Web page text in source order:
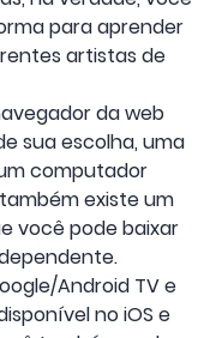
para aprender
artistas de
da web
sua escolha, uma
computador
existe um
você pode baixar
Android TV e
no iOS e